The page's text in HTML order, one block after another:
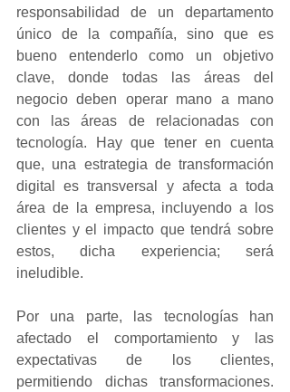
responsabilidad de un departamento
único de la compañía, sino que es
bueno entenderlo como un objetivo
clave, donde todas las áreas del
negocio deben operar mano a mano
con las áreas de relacionadas con
tecnología. Hay que tener en cuenta
que, una estrategia de transformación
digital es transversal y afecta a toda
área de la empresa, incluyendo a los
clientes y el impacto que tendrá sobre
estos, dicha experiencia; será
ineludible.
Por una parte, las tecnologías han
afectado el comportamiento y las
expectativas de los clientes,
permitiendo dichas transformaciones.